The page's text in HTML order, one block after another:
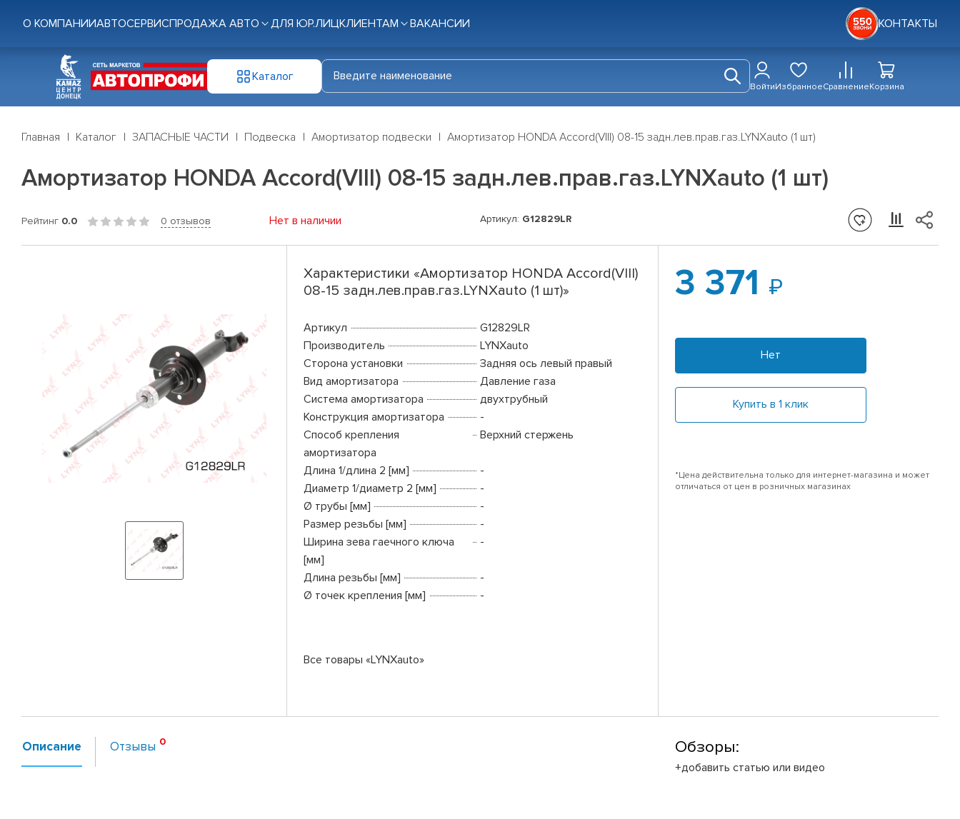
О КОМПАНИИАВТОСЕРВИСПРОДАЖА АВТО ДЛЯ ЮР.ЛИЦКЛИЕНТАМ ВАКАНСИИ КОНТАКТЫ
Каталог
ВойтиИзбранноеСравнениеКорзина
Главная Каталог ЗАПАСНЫЕ ЧАСТИ Подвеска Амортизатор подвески Амортизатор HONDA Accord(VIII) 08-15 задн.лев.прав.газ.LYNXauto (1 шт)
Амортизатор HONDA Accord(VIII) 08-15 задн.лев.прав.газ.LYNXauto (1 шт)
Рейтинг 0.0 0 отзывов Нет в наличии Артикул: G12829LR
Характеристики «Амортизатор HONDA Accord(VIII)
08-15 задн.лев.прав.газ.LYNXauto (1 шт)»
Артикул
G12829LR
Производитель
LYNXauto
Сторона установки
Задняя ось левый правый
Вид амортизатора
Давление газа
Система амортизатора
двухтрубный
Конструкция амортизатора
-
Способ крепления
амортизатора
Верхний стержень
Длина 1/длина 2 [мм]
-
Диаметр 1/диаметр 2 [мм]
-
Ø трубы [мм]
-
Размер резьбы [мм]
-
Ширина зева гаечного ключа
[мм]
-
Длина резьбы [мм]
-
Ø точек крепления [мм]
-
Все товары «LYNXauto»
3 371
Нет
Купить в 1 клик
*Цена действительна только для интернет-магазина и может
отличаться от цен в розничных магазинах
Описание Отзывы Обзоры:
+добавить статью или видео